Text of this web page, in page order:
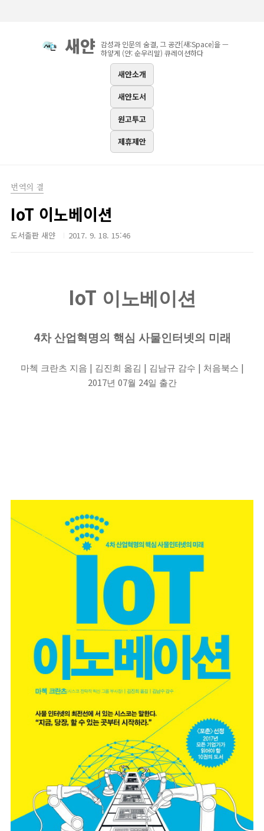
새얀 감성과 인문의 숨결, 그 공간[새:Space]을 —
하얗게 (얀: 순우리말) 큐레이션하다
새얀소개
새얀도서
원고투고
제휴제안
번역의 결
IoT 이노베이션
도서출판 새얀 2017. 9. 18. 15:46
IoT 이노베이션
4차 산업혁명의 핵심 사물인터넷의 미래
마첵 크란츠 지음 | 김진희 옮김 | 김남규 감수 | 처음북스 |
2017년 07월 24일 출간